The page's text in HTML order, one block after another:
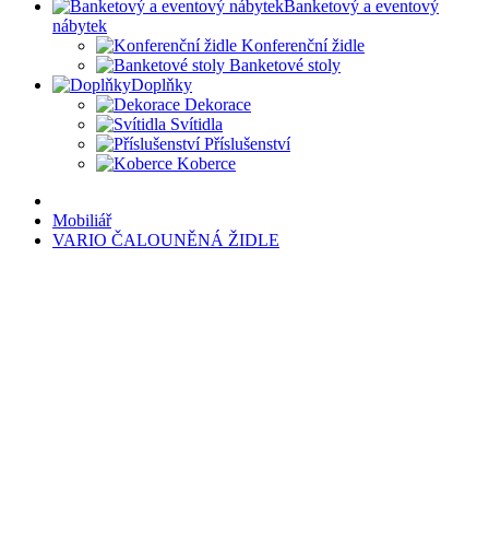
Banketový a eventový
nábytek
Konferenční židle
Banketové stoly
Doplňky
Dekorace
Svítidla
Příslušenství
Koberce
Mobiliář
VARIO ČALOUNĚNÁ ŽIDLE